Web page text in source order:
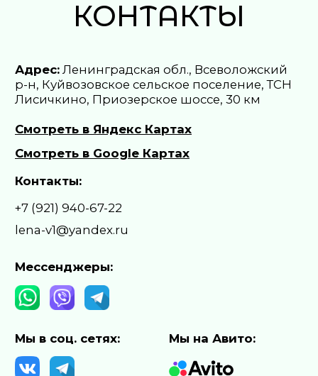
КОНТАКТЫ
Политика конфиденциальности
Правила проживания
Бронирование